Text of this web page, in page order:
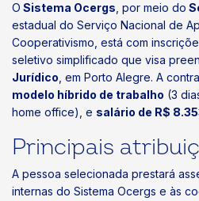
O Sistema Ocergs , por meio do
estadual do Serviço Nacional de
Cooperativismo, está com
seletivo simplificado que visa
Jurídico , em Porto Alegre. A
modelo híbrido de trabalho (3
home office), e salário de R$
Principais
A pessoa selecionada prestará
internas do Sistema Ocergs e às